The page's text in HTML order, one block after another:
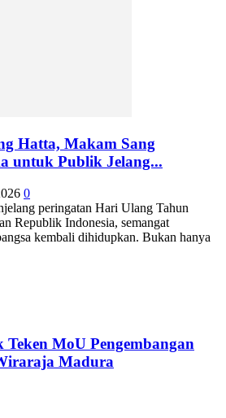
Hatta, Makam Sang
untuk Publik Jelang...
0
peringatan Hari Ulang Tahun
Republik Indonesia, semangat
kembali dihidupkan. Bukan hanya
MoU Pengembangan
Madura